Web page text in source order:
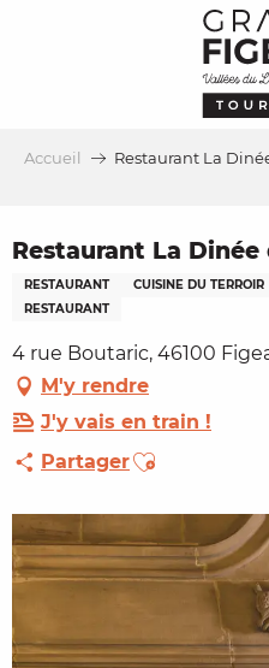
Accueil Restaurant La
Restaurant La
RESTAURANT CUISINE DU TERROIR
RESTAURANT
4 rue Boutaric, 46100
M'y rendre
J'y vais en train !
PartagerAjouter aux